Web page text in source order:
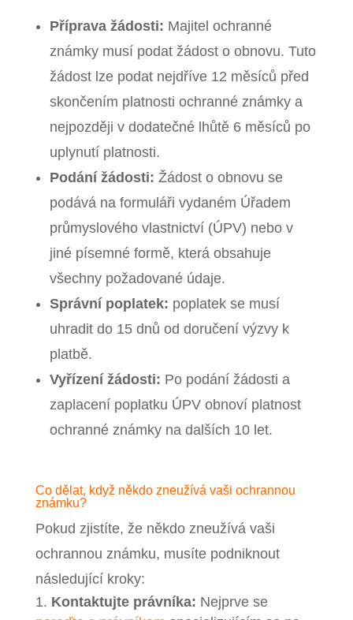
Příprava žádosti: Majitel ochranné
známky musí podat žádost o obnovu. Tuto
žádost lze podat nejdříve 12 měsíců před
skončením platnosti ochranné známky a
nejpozději v dodatečné lhůtě 6 měsíců po
uplynutí platnosti.
Podání žádosti: Žádost o obnovu se
podává na formuláři vydaném Úřadem
průmyslového vlastnictví (ÚPV) nebo v
jiné písemné formě, která obsahuje
všechny požadované údaje.
Správní poplatek: poplatek se musí
uhradit do 15 dnů od doručení výzvy k
platbě.
Vyřízení žádosti: Po podání žádosti a
zaplacení poplatku ÚPV obnoví platnost
ochranné známky na dalších 10 let.
Co dělat, když někdo zneužívá vaši ochrannou
známku?
Pokud zjistíte, že někdo zneužívá vaši
ochrannou známku, musíte podniknout
následující kroky:
Kontaktujte právníka: Nejprve se